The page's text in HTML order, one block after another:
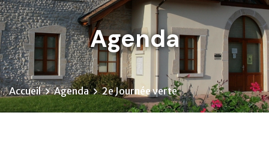
Agenda
Accueil Agenda 2e Journée verte